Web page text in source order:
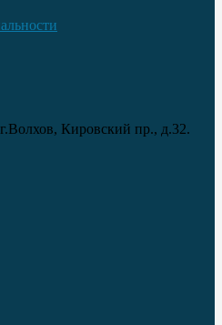
Кировский пр., д.32.